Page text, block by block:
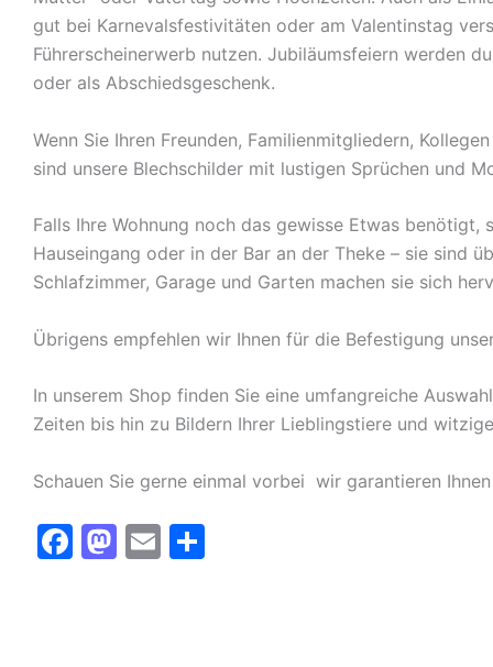
gut bei Karnevalsfestivitäten oder am Valentinstag
Führerscheinerwerb nutzen. Jubiläumsfeiern werden
oder als Abschiedsgeschenk.
Wenn Sie Ihren Freunden, Familienmitgliedern,
sind unsere Blechschilder mit lustigen Sprüchen und
Falls Ihre Wohnung noch das gewisse Etwas benötigt,
Hauseingang oder in der Bar an der Theke – sie sind
Schlafzimmer, Garage und Garten machen sie sich
Übrigens empfehlen wir Ihnen für die Befestigung
In unserem Shop finden Sie eine umfangreiche
Zeiten bis hin zu Bildern Ihrer Lieblingstiere und
Schauen Sie gerne einmal vorbei  wir garantieren
F
M E